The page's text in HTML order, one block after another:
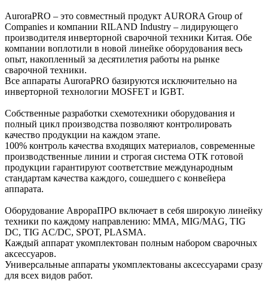
AuroraPRO – это совместный продукт AURORA Group of
Companies и компании RILAND Industry – лидирующего
производителя инверторной сварочной техники Китая. Обе
компании воплотили в новой линейке оборудования весь
опыт, накопленный за десятилетия работы на рынке
сварочной техники.
Все аппараты AuroraPRO базируются исключительно на
инверторной технологии MOSFET и IGBT.
Собственные разработки схемотехники оборудования и
полный цикл производства позволяют контролировать
качество продукции на каждом этапе.
100% контроль качества входящих материалов, современные
производственные линии и строгая система ОТК готовой
продукции гарантируют соответствие международным
стандартам качества каждого, сошедшего с конвейера
аппарата.
Оборудование АврораПРО включает в себя широкую линейку
техники по каждому направлению: MMA, MIG/MAG, TIG
DC, TIG AC/DC, SPOT, PLASMA.
Каждый аппарат укомплектован полным набором сварочных
аксессуаров.
Универсальные аппараты укомплектованы аксессуарами сразу
для всех видов работ.